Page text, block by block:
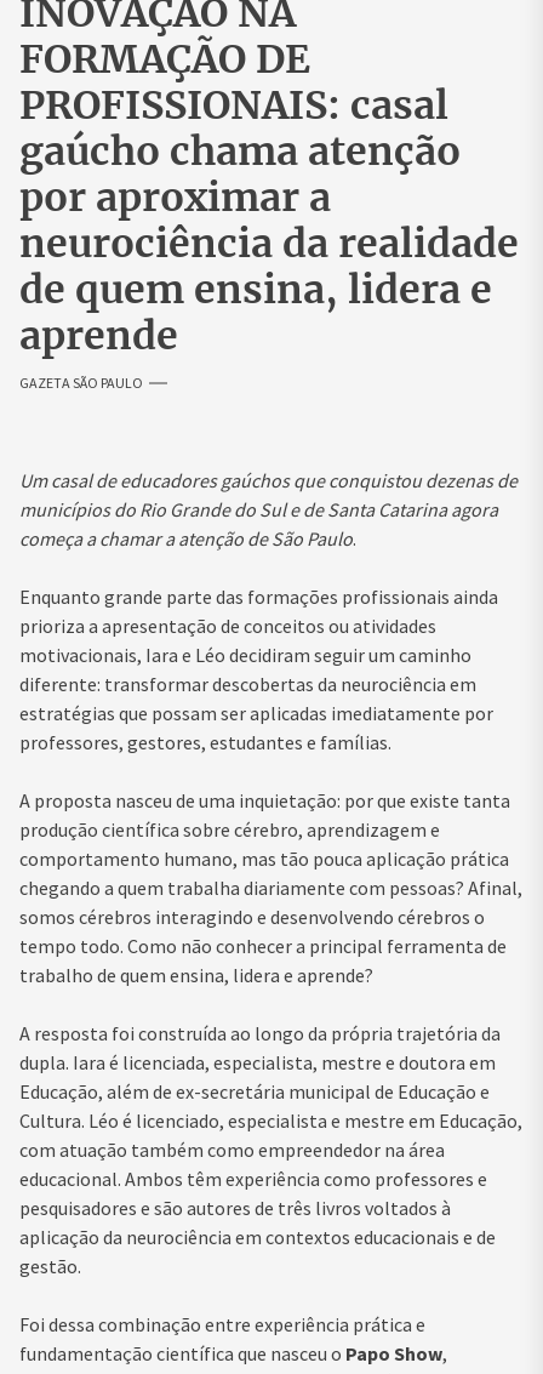
INOVAÇÃO NA
FORMAÇÃO DE
PROFISSIONAIS: casal
gaúcho chama atenção
por aproximar a
neurociência da realidade
de quem ensina, lidera e
aprende
GAZETA SÃO PAULO
Um casal de educadores gaúchos que conquistou dezenas de
municípios do Rio Grande do Sul e de Santa Catarina agora
começa a chamar a atenção de São Paulo.
Enquanto grande parte das formações profissionais ainda
prioriza a apresentação de conceitos ou atividades
motivacionais, Iara e Léo decidiram seguir um caminho
diferente: transformar descobertas da neurociência em
estratégias que possam ser aplicadas imediatamente por
professores, gestores, estudantes e famílias.
A proposta nasceu de uma inquietação: por que existe tanta
produção científica sobre cérebro, aprendizagem e
comportamento humano, mas tão pouca aplicação prática
chegando a quem trabalha diariamente com pessoas? Afinal,
somos cérebros interagindo e desenvolvendo cérebros o
tempo todo. Como não conhecer a principal ferramenta de
trabalho de quem ensina, lidera e aprende?
A resposta foi construída ao longo da própria trajetória da
dupla. Iara é licenciada, especialista, mestre e doutora em
Educação, além de ex-secretária municipal de Educação e
Cultura. Léo é licenciado, especialista e mestre em Educação,
com atuação também como empreendedor na área
educacional. Ambos têm experiência como professores e
pesquisadores e são autores de três livros voltados à
aplicação da neurociência em contextos educacionais e de
gestão.
Foi dessa combinação entre experiência prática e
fundamentação científica que nasceu o Papo Show,